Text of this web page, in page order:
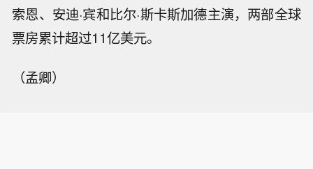
索恩、安迪·宾和比尔·斯卡斯加德主演，两部全球
票房累计超过11亿美元。
（孟卿）